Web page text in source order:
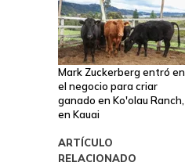
Mark Zuckerberg entró en
el negocio para criar
ganado en Ko'olau Ranch,
en Kauai
ARTÍCULO
RELACIONADO